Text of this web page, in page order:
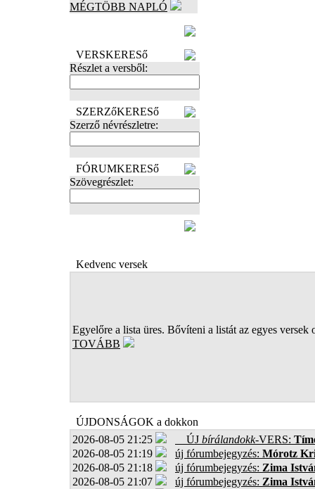
MÉGTÖBB NAPLÓ
VERSKERESő
Részlet a versből:
SZERZőKERESő
Szerző névrészletre:
FÓRUMKERESő
Szövegrészlet:
Kedvenc versek
Egyelőre a lista üres. Bővíteni a listát az egyes versek
TOVÁBB
ÚJDONSÁGOK a dokkon
2026-08-05 21:25
ÚJ bírálandokk-VERS:
2026-08-05 21:19
új fórumbejegyzés: Mórotz
2026-08-05 21:18
új fórumbejegyzés: Zima
2026-08-05 21:07
új fórumbejegyzés: Zima